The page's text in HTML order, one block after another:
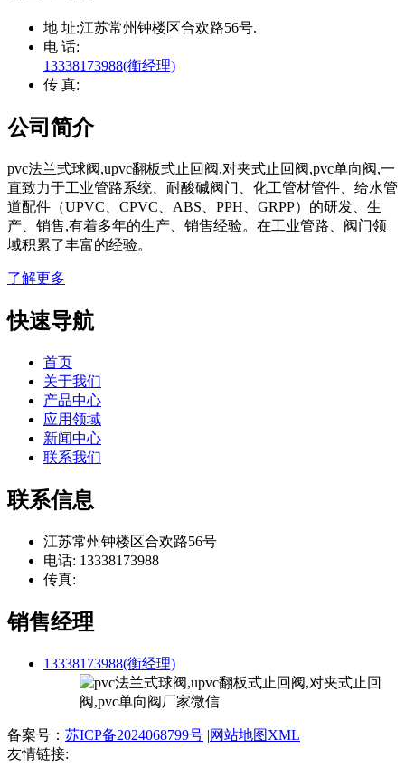
地 址:江苏常州钟楼区合欢路56号.
电 话:
13338173988(衡经理)
传 真:
公司简介
pvc法兰式球阀,upvc翻板式止回阀,对夹式止回阀,pvc单向阀,一
直致力于工业管路系统、耐酸碱阀门、化工管材管件、给水管
道配件（UPVC、CPVC、ABS、PPH、GRPP）的研发、生
产、销售,有着多年的生产、销售经验。在工业管路、阀门领
域积累了丰富的经验。
了解更多
快速导航
首页
关于我们
产品中心
应用领域
新闻中心
联系我们
联系信息
江苏常州钟楼区合欢路56号
电话: 13338173988
传真:
销售经理
13338173988(衡经理)
备案号： 苏ICP备2024068799号 |网站地图XML
友情链接: